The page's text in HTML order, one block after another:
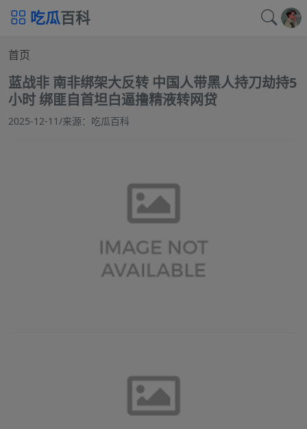
吃瓜百科
首页
蓝战非 南非绑架大反转 中国人带黑人持刀劫持5
小时 绑匪自首坦白逼撸精液转网贷
2025-12-11/来源：吃瓜百科